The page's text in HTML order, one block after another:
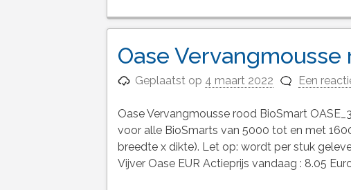
Oase
Geplaatst op 4 maart 2022 Een
Oase Vervangmousse rood BioSmart
voor alle BioSmarts van 5000 tot en met
breedte x dikte). Let op: wordt per stuk
Vijver Oase EUR Actieprijs vandaag : 8.05